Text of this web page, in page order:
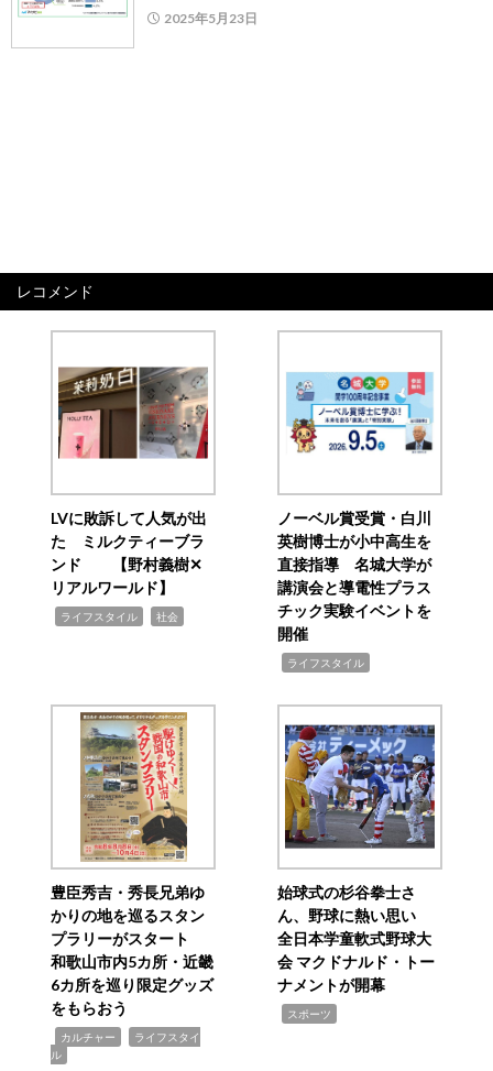
2025年5月23日
レコメンド
LVに敗訴して人気が出
た ミルクティーブラ
ンド 【野村義樹✕
リアルワールド】
ライフスタイル 社会
ノーベル賞受賞・白川
英樹博士が小中高生を
直接指導 名城大学が
講演会と導電性プラス
チック実験イベントを
開催
ライフスタイル
豊臣秀吉・秀長兄弟ゆ
かりの地を巡るスタン
プラリーがスタート
和歌山市内5カ所・近畿
6カ所を巡り限定グッズ
をもらおう
カルチャー
ライフスタイ
ル
始球式の杉谷拳士さ
ん、野球に熱い思い
全日本学童軟式野球大
会 マクドナルド・トー
ナメントが開幕
スポーツ